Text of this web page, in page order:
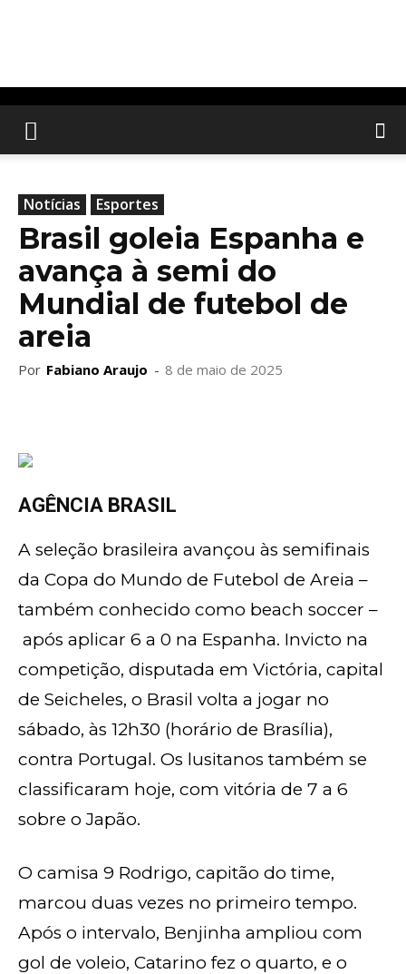
Notícias Esportes
Brasil goleia Espanha e
avança à semi do
Mundial de futebol de
areia
Por Fabiano Araujo - 8 de maio de 2025
AGÊNCIA BRASIL
A seleção brasileira avançou às semifinais
da Copa do Mundo de Futebol de Areia –
também conhecido como beach soccer –
após aplicar 6 a 0 na Espanha. Invicto na
competição, disputada em Victória, capital
de Seicheles, o Brasil volta a jogar no
sábado, às 12h30 (horário de Brasília),
contra Portugal. Os lusitanos também se
classificaram hoje, com vitória de 7 a 6
sobre o Japão.
O camisa 9 Rodrigo, capitão do time,
marcou duas vezes no primeiro tempo.
Após o intervalo, Benjinha ampliou com
gol de voleio, Catarino fez o quarto, e o